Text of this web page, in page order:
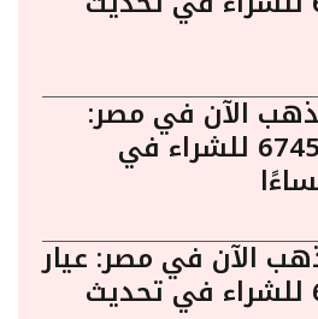
الآن في مصر:
عيار 24 يسجل 6745 للشراء في
الآن في مصر: عيار
24 يسجل 6735 للشراء في تحديث